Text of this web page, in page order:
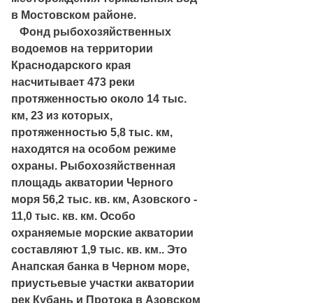
в Мостовском районе.
Фонд рыбохозяйственных
водоемов на территории
Краснодарского края
насчитывает 473 реки
протяженностью около 14 тыс.
км, 23 из которых,
протяженностью 5,8 тыс. км,
находятся на особом режиме
охраны. Рыбохозяйственная
площадь акватории Черного
моря 56,2 тыс. кв. км, Азовского -
11,0 тыс. кв. км. Особо
охраняемые морские акватории
составляют 1,9 тыс. кв. км.. Это
Анапская банка в Черном море,
приустьевые участки акватории
рек Кубань и Протока в Азовском